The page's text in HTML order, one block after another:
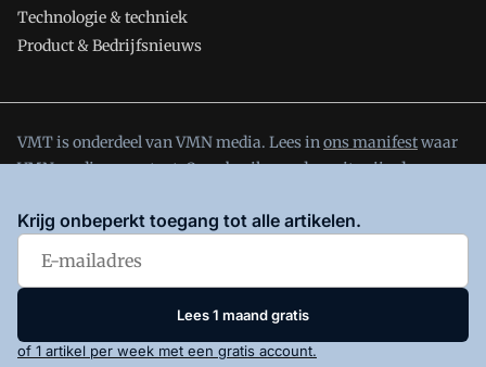
Technologie & techniek
Product & Bedrijfsnieuws
VMT is onderdeel van VMN media. Lees inons manifestwaar
VMN media voor staat. Op gebruik van deze site zijn de
enPrivacy en Cookie beleid|Privacy instellingen
Krijg onbeperkt toegang tot alle artikelen.
Lees 1 maand gratis
of 1 artikel per week met een gratis account.